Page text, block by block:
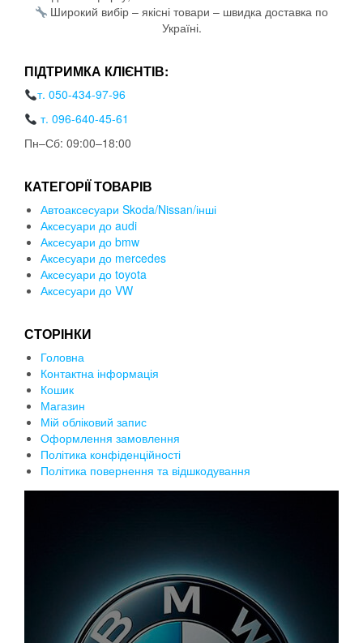
Широкий вибір – якісні товари – швидка доставка по
Україні.
ПІДТРИМКА КЛІЄНТІВ:
т. 050-434-97-96
т. 096-640-45-61
Пн–Сб: 09:00–18:00
КАТЕГОРІЇ ТОВАРІВ
Автоаксесуари Skoda/Nissan/інші
Аксесуари до audi
Аксесуари до bmw
Аксесуари до mercedes
Аксесуари до toyota
Аксесуари до VW
СТОРІНКИ
Головна
Контактна інформація
Кошик
Магазин
Мій обліковий запис
Оформлення замовлення
Політика конфіденційності
Політика повернення та відшкодування